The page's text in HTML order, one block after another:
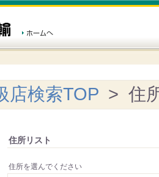
店検索TOP > 住
住所リスト
住所を選んでください